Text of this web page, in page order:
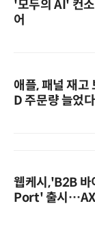
'모두의 AI' 컨
어
애플, 패널 재
D 주문량 늘었다
웹케시,'B2B
Port' 출시…AX